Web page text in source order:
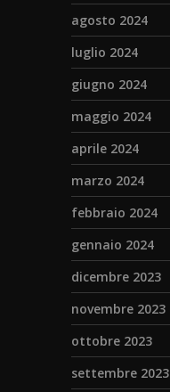
agosto 2024
luglio 2024
giugno 2024
maggio 2024
aprile 2024
marzo 2024
febbraio 2024
gennaio 2024
dicembre 2023
novembre 2023
ottobre 2023
settembre 2023